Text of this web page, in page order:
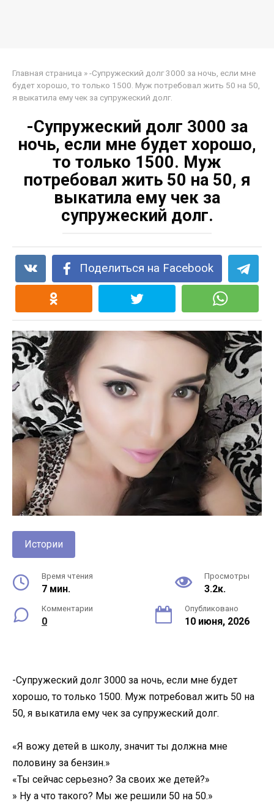
Главная страница »-Супружеский долг 3000 за ночь, если мне
будет хорошо, то только 1500. Муж потребовал жить 50 на 50,
я выкатила ему чек за супружеский долг.
-Супружеский долг 3000 за
ночь, если мне будет хорошо,
то только 1500. Муж
потребовал жить 50 на 50, я
выкатила ему чек за
супружеский долг.
Поделиться на Facebook
Истории
Время чтения
7 мин.
Просмотры
3.2к.
Комментарии
0
Опубликовано
10 июня, 2026
-Супружеский долг 3000 за ночь, если мне будет
хорошо, то только 1500. Муж потребовал жить 50 на
50, я выкатила ему чек за супружеский долг.
«Я вожу детей в школу, значит ты должна мне
половину за бензин.»
«Ты сейчас серьезно? За своих же детей?»
» Ну а что такого? Мы же решили 50 на 50.»